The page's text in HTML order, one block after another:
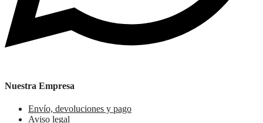
Nuestra Empresa
Envío, devoluciones y pago
Aviso legal